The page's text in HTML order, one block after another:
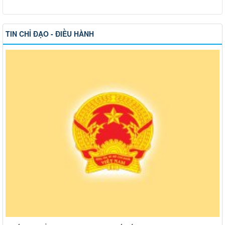
TIN CHỈ ĐẠO - ĐIỀU HÀNH